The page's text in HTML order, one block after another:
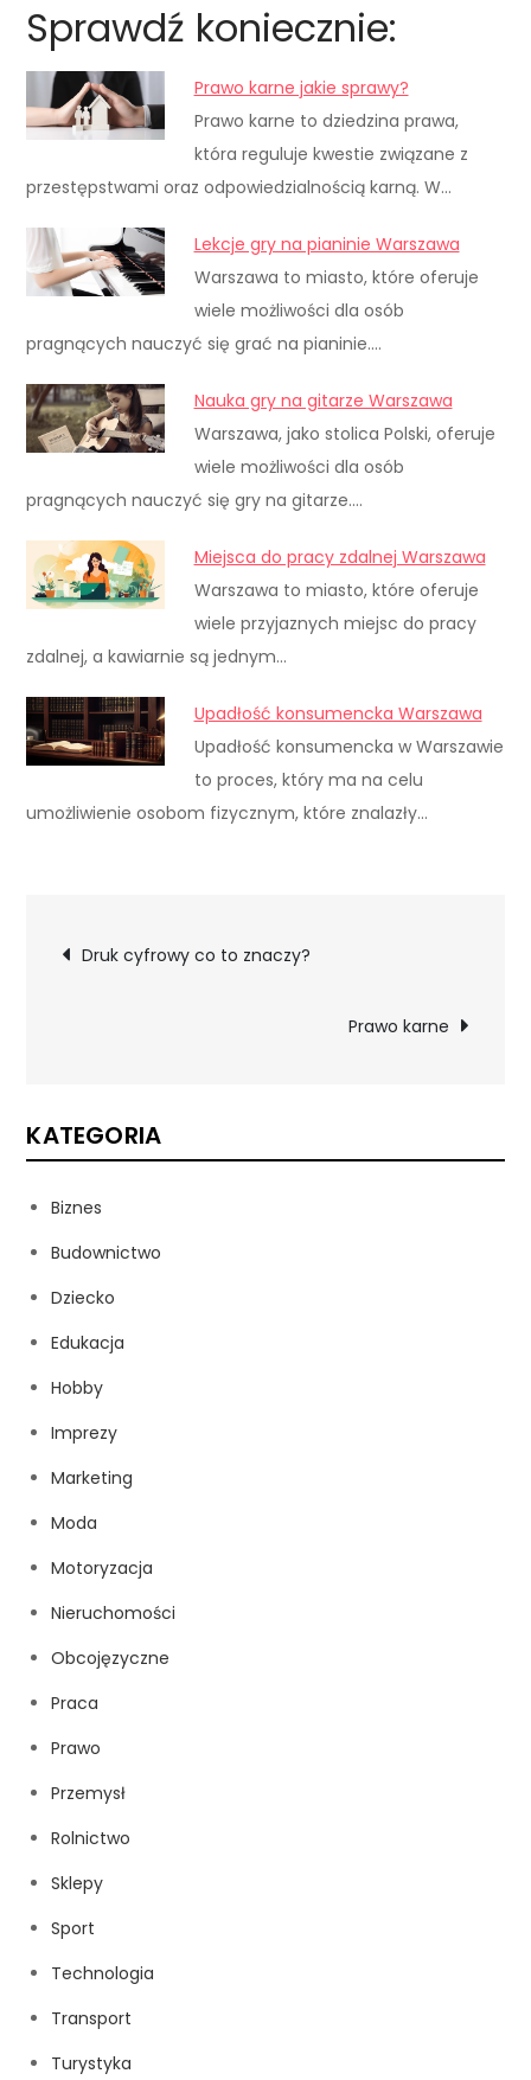
Sprawdź koniecznie:
Prawo karne jakie sprawy?
Prawo karne to dziedzina prawa,
która reguluje kwestie związane z
przestępstwami oraz odpowiedzialnością karną. W…
Lekcje gry na pianinie Warszawa
Warszawa to miasto, które oferuje
wiele możliwości dla osób
pragnących nauczyć się grać na pianinie.…
Nauka gry na gitarze Warszawa
Warszawa, jako stolica Polski, oferuje
wiele możliwości dla osób
pragnących nauczyć się gry na gitarze.…
Miejsca do pracy zdalnej Warszawa
Warszawa to miasto, które oferuje
wiele przyjaznych miejsc do pracy
zdalnej, a kawiarnie są jednym…
Upadłość konsumencka Warszawa
Upadłość konsumencka w Warszawie
to proces, który ma na celu
umożliwienie osobom fizycznym, które znalazły…
Nawigacja
Druk cyfrowy co to znaczy?
Prawo karne
KATEGORIA
Biznes
Budownictwo
Dziecko
Edukacja
Hobby
Imprezy
Marketing
Moda
Motoryzacja
Nieruchomości
Obcojęzyczne
Praca
Prawo
Przemysł
Rolnictwo
Sklepy
Sport
Technologia
Transport
Turystyka